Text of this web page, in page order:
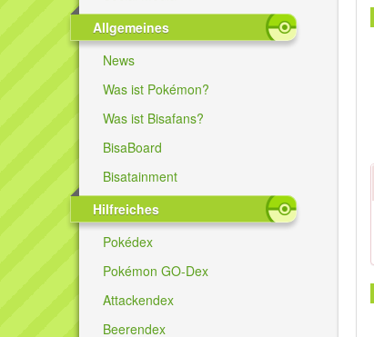
Allgemeines
News
Was ist Pokémon?
Was ist Bisafans?
BisaBoard
Bisatainment
Hilfreiches
Pokédex
Pokémon GO-Dex
Attackendex
Beerendex